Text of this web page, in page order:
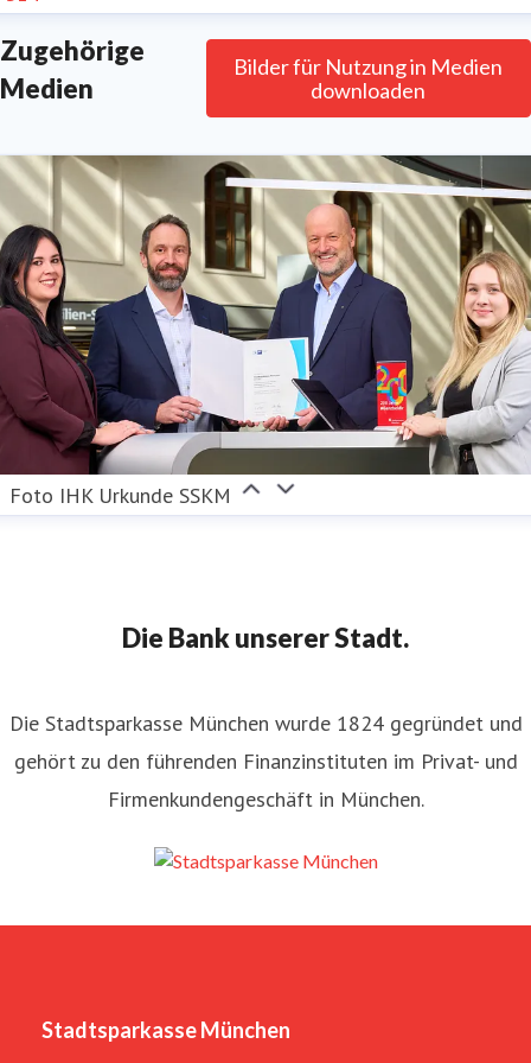
Zugehörige
Medien
Bilder für Nutzung in Medien
downloaden
Foto IHK Urkunde SSKM
Die Bank unserer Stadt.
Die Stadtsparkasse München wurde 1824 gegründet und
gehört zu den führenden Finanzinstituten im Privat- und
Firmenkundengeschäft in München.
Stadtsparkasse München